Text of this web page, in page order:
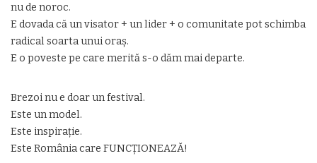
nu de noroc.
E dovada că un visator + un lider + o comunitate pot schimba
radical soarta unui oraș.
E o poveste pe care merită s-o dăm mai departe.
Brezoi nu e doar un festival.
Este un model.
Este inspirație.
Este România care FUNCȚIONEAZĂ!